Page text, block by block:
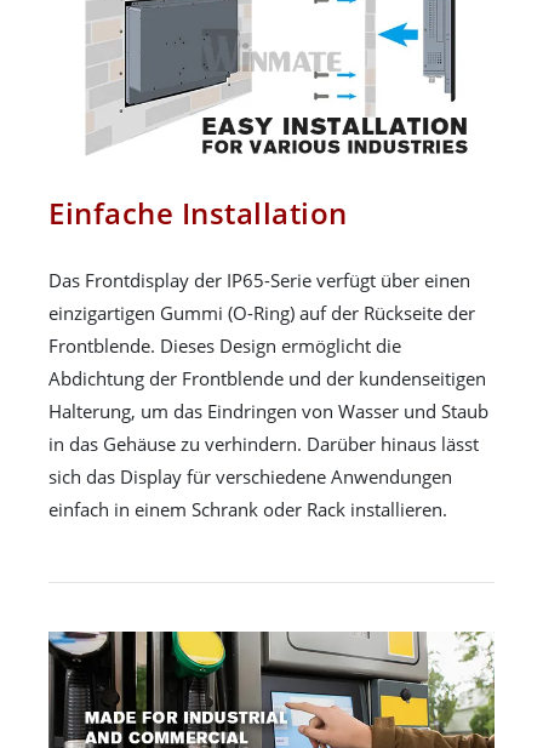
Einfache Installation
Das Frontdisplay der IP65-Serie verfügt über einen
einzigartigen Gummi (O-Ring) auf der Rückseite der
Frontblende. Dieses Design ermöglicht die
Abdichtung der Frontblende und der kundenseitigen
Halterung, um das Eindringen von Wasser und Staub
in das Gehäuse zu verhindern. Darüber hinaus lässt
sich das Display für verschiedene Anwendungen
einfach in einem Schrank oder Rack installieren.